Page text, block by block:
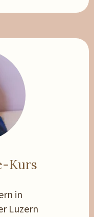
Kurs
in
Luzern